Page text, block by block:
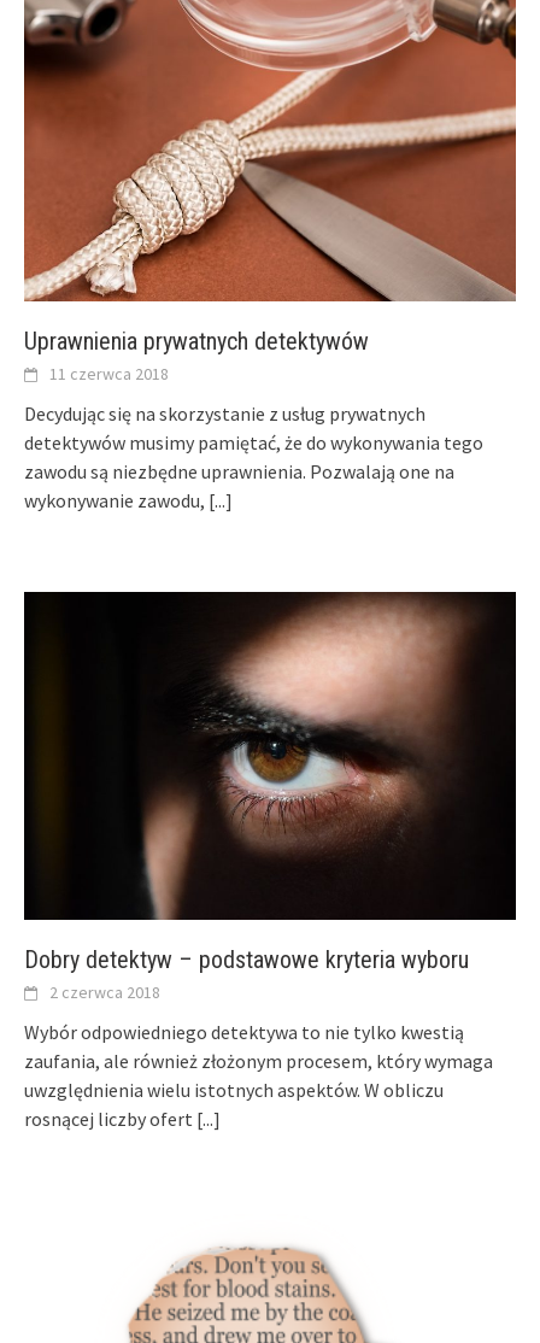
Uprawnienia prywatnych detektywów
11 czerwca 2018
Decydując się na skorzystanie z usług prywatnych
detektywów musimy pamiętać, że do wykonywania tego
zawodu są niezbędne uprawnienia. Pozwalają one na
wykonywanie zawodu, [...]
Dobry detektyw – podstawowe kryteria wyboru
2 czerwca 2018
Wybór odpowiedniego detektywa to nie tylko kwestią
zaufania, ale również złożonym procesem, który wymaga
uwzględnienia wielu istotnych aspektów. W obliczu
rosnącej liczby ofert [...]